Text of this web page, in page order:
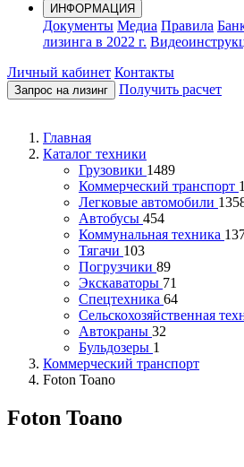
ИНФОРМАЦИЯ
Документы Медиа Правила
лизинга в 2022 г.
Личный кабинет Контакты
Запрос на лизинг Получить расчет
Главная
Каталог техники
Грузовики 1489
Коммерческий транспорт
Легковые автомобили
Автобусы 454
Коммунальная техника
Тягачи 103
Погрузчики 89
Экскаваторы 71
Спецтехника 64
Сельскохозяйственная
Автокраны 32
Бульдозеры 1
Коммерческий транспорт
Foton Toano
Foton Toano